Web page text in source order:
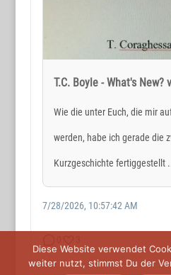
T.C. Boyle - What's
Wie die unter Euch, die mir
werden, habe ich gerade die
Kurzgeschichte fertiggestellt
7/28/2026, 10:57:42 AM
SOCIAL MEDIA
Diese Website verwendet
weiter nutzt, stimmst Du der